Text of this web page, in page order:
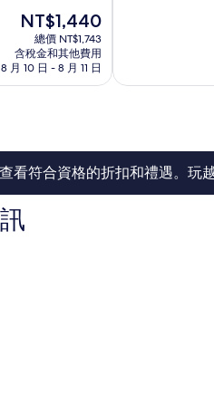
現
價
格
為
NT$1,440
總價 NT$1,743
含稅金和其他費用
8 月 10 日 - 8 月 11 日
好，
論
看符合資格的折扣和禮遇。玩